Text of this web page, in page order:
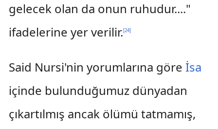
gelecek olan da onun ruhudur...."
ifadelerine yer verilir.[24]
Said Nursi'nin yorumlarına göre İsa
içinde bulunduğumuz dünyadan
çıkartılmış ancak ölümü tatmamış,